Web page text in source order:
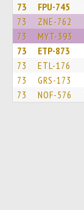
73 FPU-745
73 ZNE-762
73 MYT-393
73 ETP-873
73 ETL-176
73 GRS-173
73 NOF-576